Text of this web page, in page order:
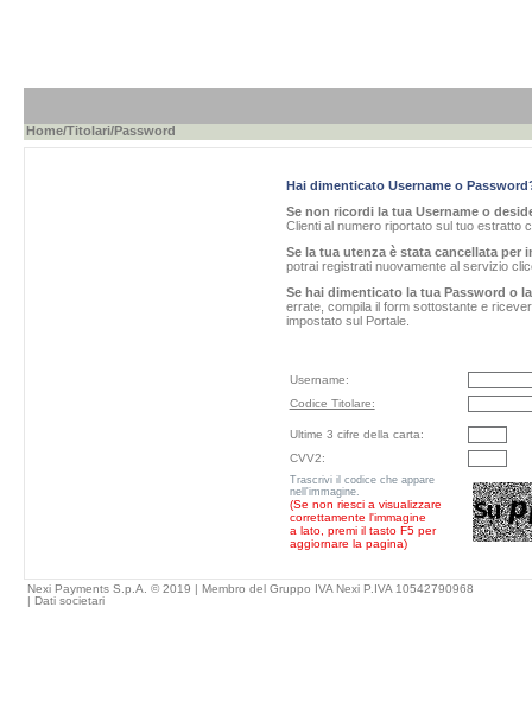
Home/Titolari/Password
Hai dimenticato Username o
Se non ricordi la tua Username o
Clienti al numero riportato sul tuo estratto
Se la tua utenza è stata cancellata per
potrai registrati nuovamente al servizio
Se hai dimenticato la tua Password o
errate, compila il form sottostante e
impostato sul Portale.
Username:
Codice Titolare:
Ultime 3 cifre della carta:
CVV2:
Trascrivi il codice che appare
nell'immagine.
(Se non riesci a visualizzare
correttamente l'immagine
a lato, premi il tasto F5 per
aggiornare la pagina)
Nexi Payments S.p.A. © 2019 | Membro del Gruppo IVA Nexi P.IVA 10542790968
| Dati societari